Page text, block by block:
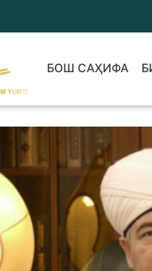
БОШ САҲИФА